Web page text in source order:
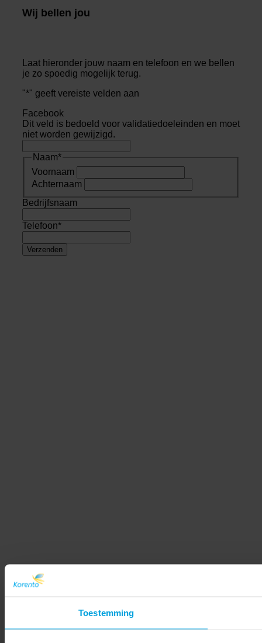
Toestemming
Wij bellen jou
Laat hieronder jouw naam en telefoon en we bellen
je zo spoedig mogelijk terug.
"*" geeft vereiste velden aan
Facebook
Dit veld is bedoeld voor validatiedoeleinden en moet
niet worden gewijzigd.
Naam*
Voornaam
Achternaam
Bedrijfsnaam
Telefoon*